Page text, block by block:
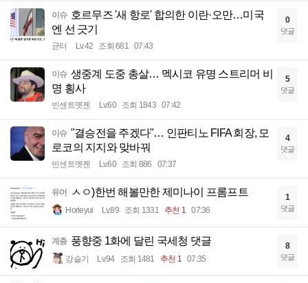
이슈 호르무즈 '새 항로' 합의한 이란·오만…미국
엔 선 긋기
균터 Lv.42 조회 681 07:43
0
댓글
이슈 생중계 도중 총살… 멕시코 유명 스트리머 비
명 횡사
빈센트멧젠 Lv.60 조회 1843 07:42
5
댓글
이슈 "결승전을 주겠다"… 인판티노 FIFA 회장, 모
로코의 지지와 맞바꿔
빈센트멧젠 Lv.60 조회 886 07:37
4
댓글
유머 ㅅㅇ)한번 해볼만한 제미나이 프롬프트
Horieyui Lv.89 조회 1331 추천 1 07:36
1
댓글
계층 풍향중 1화에 달린 국세청 댓글
강슬기 Lv.94 조회 1481 추천 1 07:35
8
댓글